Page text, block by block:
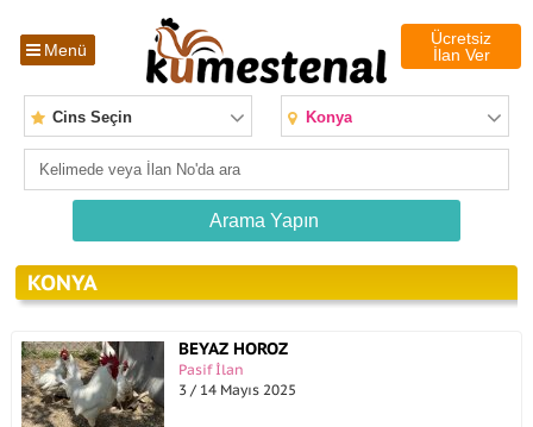
Menü
Ücretsiz
İlan Ver
Cins Seçin Konya
KONYA
BEYAZ HOROZ
Pasif İlan
3 / 14 Mayıs 2025